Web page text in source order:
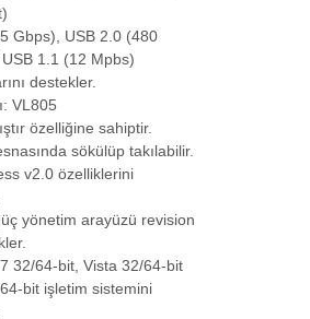
Gbps), USB 2.0 (480
1.1 (12 Mpbs)
destekler.
VL805
özelliğine sahiptir.
sökülüp takılabilir.
v2.0 özelliklerini
yönetim arayüzü revision
32/64-bit, Vista 32/64-bit
bit işletim sistemini